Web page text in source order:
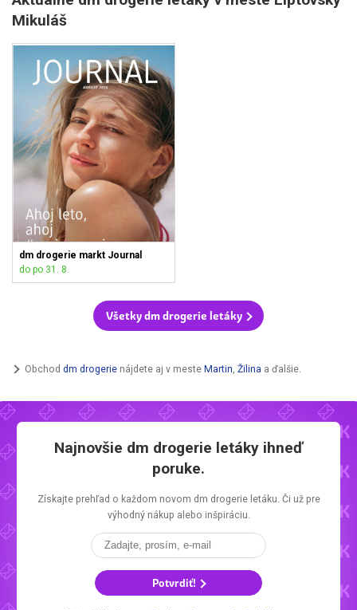
Mikuláš
dm drogerie markt Journal
do po 31. 8.
Všetky dm drogerie letáky
Obchod dm drogerie nájdete aj v meste Martin, Žilina a ďalšie.
Najnovšie dm drogerie letáky ihneď
poruke.
Získajte prehľad o každom novom dm drogerie letáku. Či už pre
výhodný nákup alebo inšpiráciu.
Potvrdiť!